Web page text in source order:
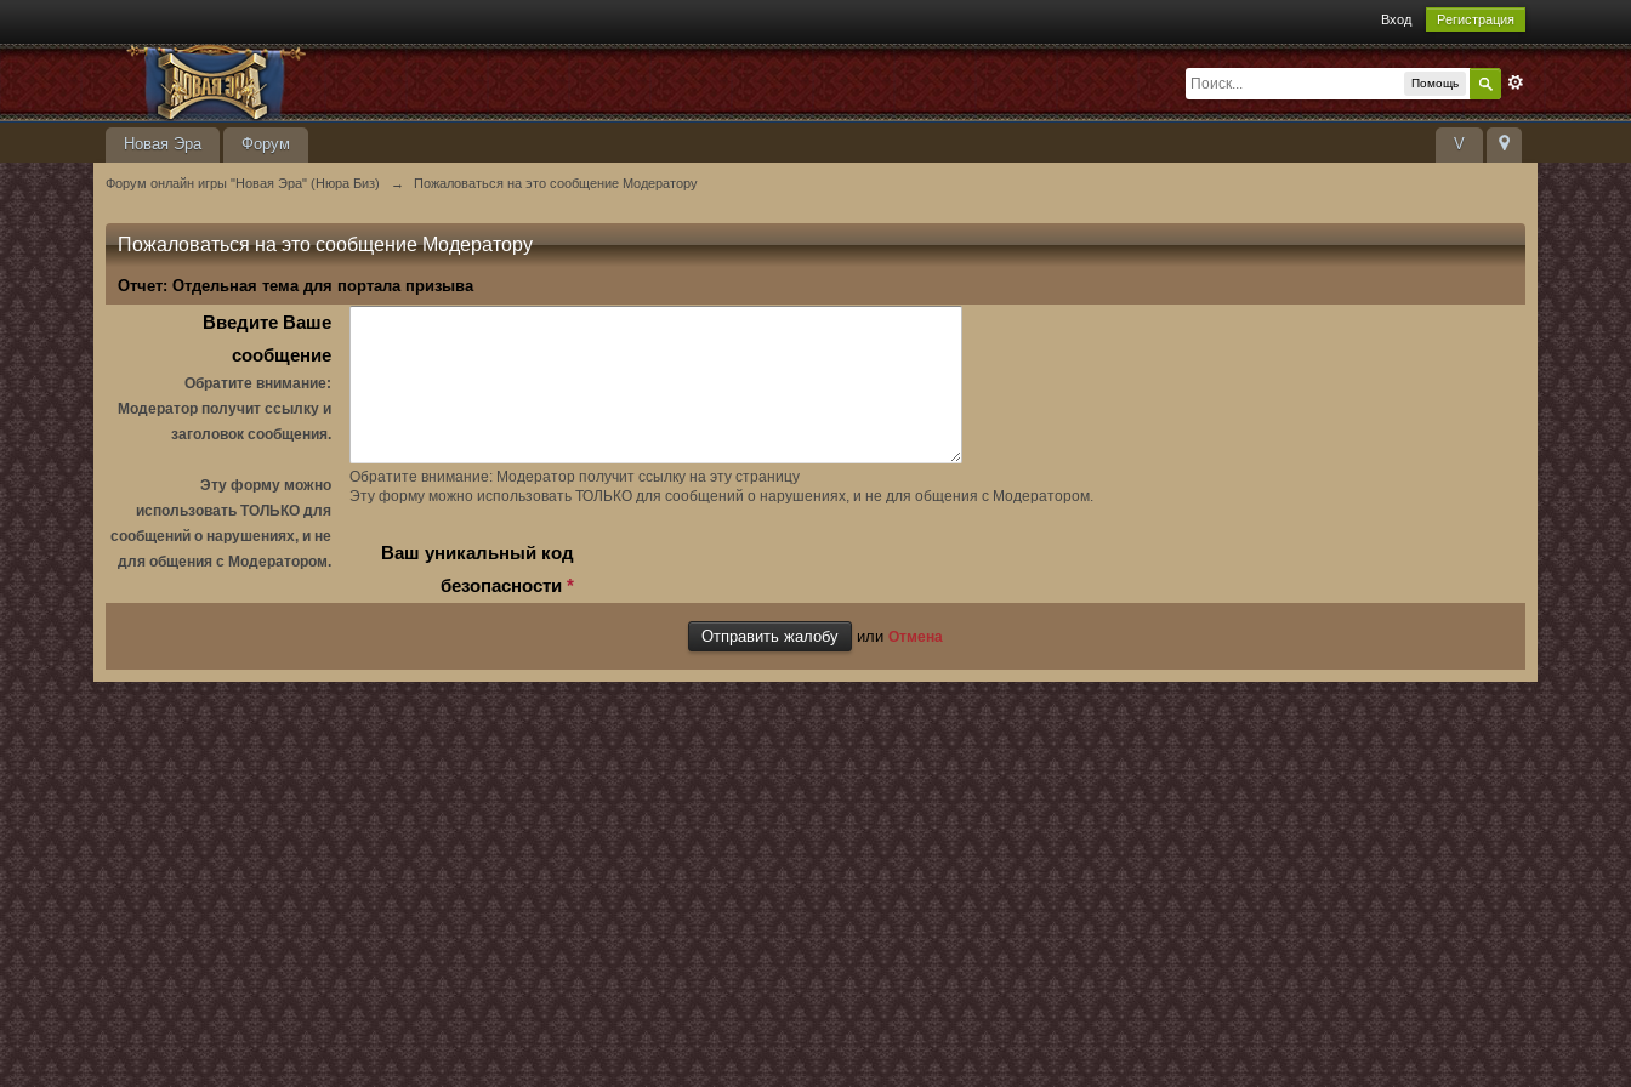
Вход Регистрация
Помощь
V
Новая Эра Форум
Форум онлайн игры "Новая Эра" (Нюра Биз) → Пожаловаться на это сообщение Модератору
Пожаловаться на это сообщение Модератору
Отчет:Отдельная тема для портала призыва
Введите Ваше
сообщение
Обратите внимание:
Модератор получит ссылку и
заголовок сообщения.
Эту форму можно
использовать ТОЛЬКО для
сообщений о нарушениях, и не
для общения с Модератором.
Обратите внимание: Модератор получит ссылку на эту страницу
Эту форму можно использовать ТОЛЬКО для сообщений о нарушениях, и не для общения с Модератором.
Ваш уникальный код
безопасности*
или Отмена